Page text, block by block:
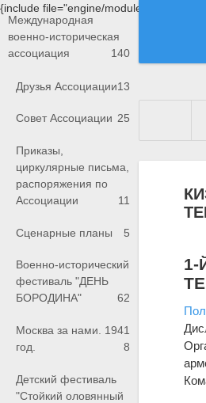
{include file="engine/modules/saperu/
Международная
военно-историческая
ассоциация
140
Друзья Ассоциации13
Совет Ассоциации 25
Приказы,
циркулярные письма,
распоряжения по
Ассоциации
11
Сценарные планы 5
Военно-исторический
фестиваль "ДЕНЬ
БОРОДИНА"
62
Москва за нами. 1941
год.
8
Детский фестиваль
"Стойкий оловянный
1-